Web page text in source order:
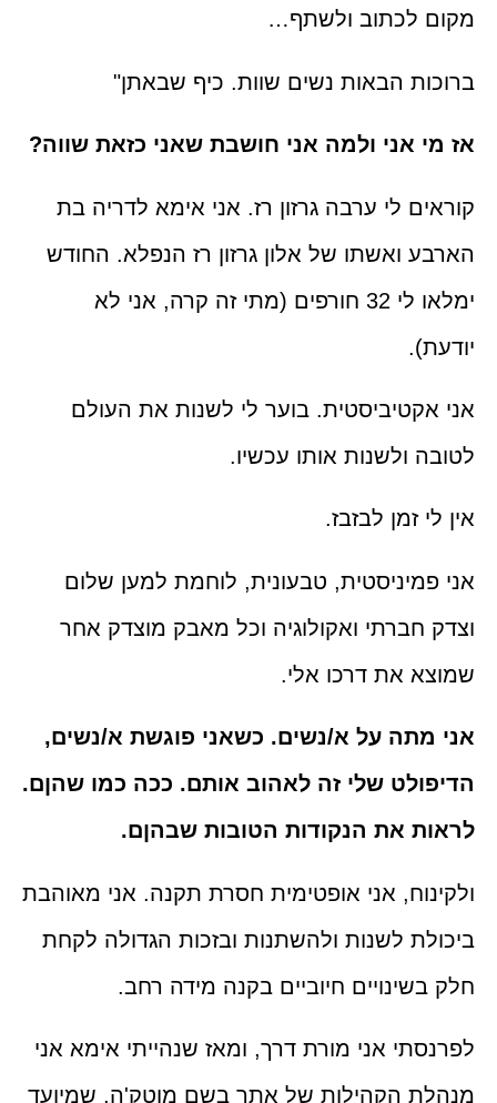
מקום לכתוב ולשתף…
ברוכות הבאות נשים שוות. כיף שבאתן"
אז מי אני ולמה אני חושבת שאני כזאת שווה?
קוראים לי ערבה גרזון רז. אני אימא לדריה בת
הארבע ואשתו של אלון גרזון רז הנפלא. החודש
ימלאו לי 32 חורפים (מתי זה קרה, אני לא
יודעת).
אני אקטיביסטית. בוער לי לשנות את העולם
לטובה ולשנות אותו עכשיו.
אין לי זמן לבזבז.
אני פמיניסטית, טבעונית, לוחמת למען שלום
וצדק חברתי ואקולוגיה וכל מאבק מוצדק אחר
שמוצא את דרכו אלי.
אני מתה על א/נשים. כשאני פוגשת א/נשים,
הדיפולט שלי זה לאהוב אותם. ככה כמו שהןם.
לראות את הנקודות הטובות שבהןם.
ולקינוח, אני אופטימית חסרת תקנה. אני מאוהבת
ביכולת לשנות ולהשתנות ובזכות הגדולה לקחת
חלק בשינויים חיוביים בקנה מידה רחב.
לפרנסתי אני מורת דרך, ומאז שנהייתי אימא אני
מנהלת הקהילות של אתר בשם מוטק'ה, שמיועד